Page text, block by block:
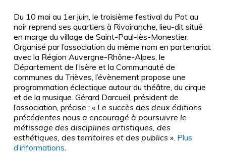
Du 10 mai au 1er juin, le troisième festival du Pot au
noir reprend ses quartiers à Rivoiranche, lieu-dit situé
en marge du village de Saint-Paul-lès-Monestier.
Organisé par l’association du même nom en partenariat
avec la Région Auvergne-Rhône-Alpes, le
Département de l’Isère et la Communauté de
communes du Trièves, l’évènement propose une
programmation éclectique autour du théâtre, du cirque
et de la musique. Gérard Darcueil, président de
l’association, précise : « Le succès des deux éditions
précédentes nous a encouragé à poursuivre le
métissage des disciplines artistiques, des
esthétiques, des territoires et des publics ». Plus
d’informations.